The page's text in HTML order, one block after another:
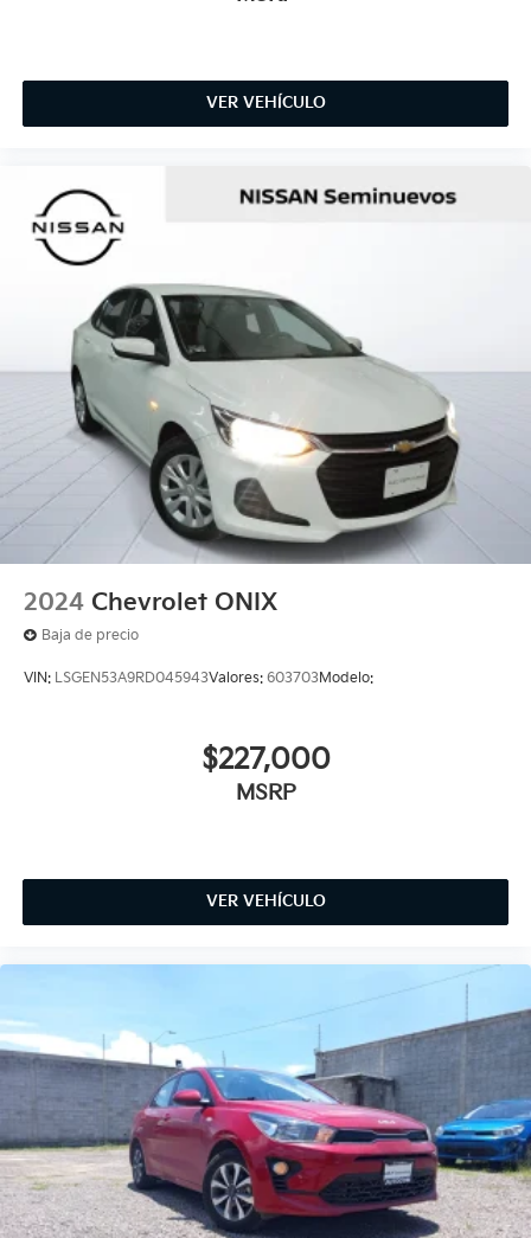
VER VEHÍCULO
2024 Chevrolet ONIX
Baja de precio
VIN: LSGEN53A9RD045943Valores: 603703Modelo:
$227,000
MSRP
VER VEHÍCULO